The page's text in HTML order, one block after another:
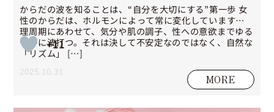
Sが考える「女性の幸福リズム」とフェ
ムケアの関係
からだの波を知ることは、“自分を大切にする”第一歩 女
性のからだは、ホルモンによって常に変化しています。生
理周期にあわせて、気分や肌の調子、性への意欲までゆる
やかに波打つ。それは決して不安定なのではなく、自然な
「リズム」 […]
+11
2025.10.31
MORE